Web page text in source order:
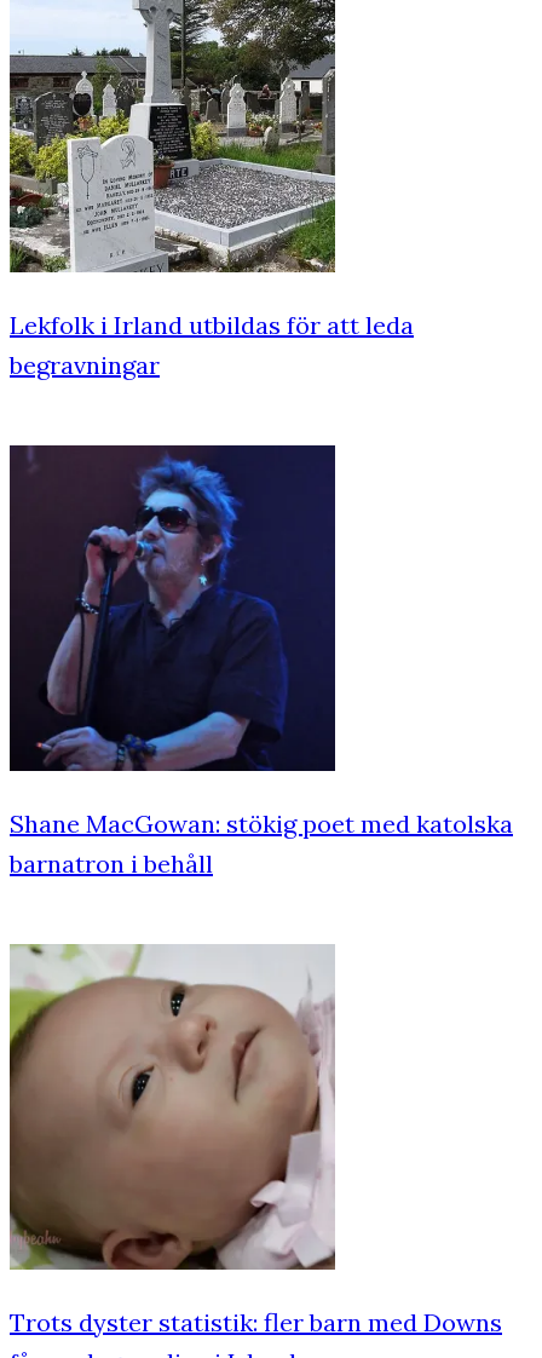
Lekfolk i Irland utbildas för att leda
begravningar
Shane MacGowan: stökig poet med katolska
barnatron i behåll
Trots dyster statistik: fler barn med Downs